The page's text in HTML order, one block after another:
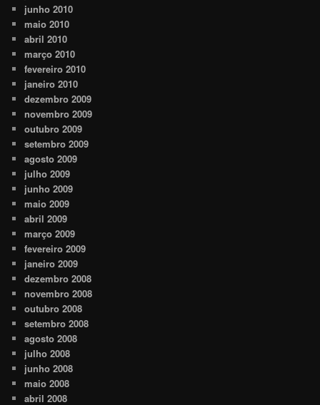
junho 2010
maio 2010
abril 2010
março 2010
fevereiro 2010
janeiro 2010
dezembro 2009
novembro 2009
outubro 2009
setembro 2009
agosto 2009
julho 2009
junho 2009
maio 2009
abril 2009
março 2009
fevereiro 2009
janeiro 2009
dezembro 2008
novembro 2008
outubro 2008
setembro 2008
agosto 2008
julho 2008
junho 2008
maio 2008
abril 2008